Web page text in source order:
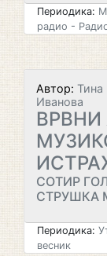
Периодика:
радио -
Автор: Тина
Иванова
СОТИР
СТРУШКА
Периодика:
весник